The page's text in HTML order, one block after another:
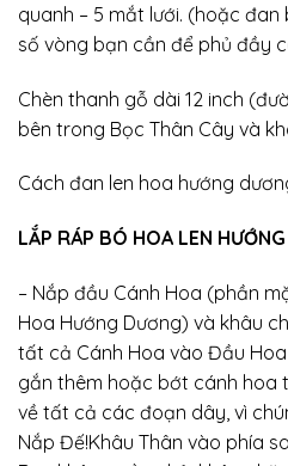
quanh – 5 mắt lưới. (hoặc
số vòng bạn cần để phủ đầy
Chèn thanh gỗ dài 12 inch
bên trong Bọc Thân Cây và
Cách đan len hoa hướng
LẮP RÁP BÓ HOA LEN
– Nắp đầu Cánh Hoa (phần
Hoa Hướng Dương) và khâu
tất cả Cánh Hoa vào Đầu
gắn thêm hoặc bớt cánh hoa
về tất cả các đoạn dây, vì
Nắp Đế!Khâu Thân vào phía